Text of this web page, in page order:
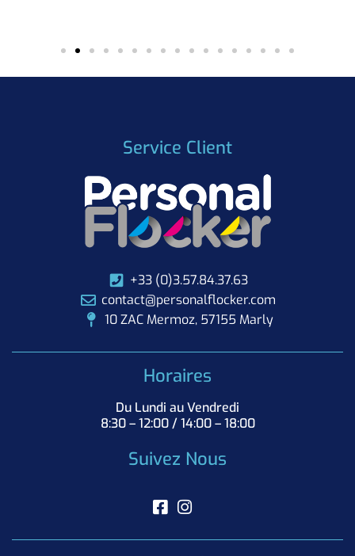
Service Client
+33 (0)3.57.84.37.63
contact@personalflocker.com
10 ZAC Mermoz, 57155 Marly
Horaires
Du Lundi au Vendredi
8:30 – 12:00 / 14:00 – 18:00
Suivez Nous